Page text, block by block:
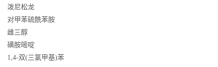
泼尼松龙
对甲苯硫酰苯胺
雌三醇
磺胺嘧啶
1,4-双(三氯甲基)苯